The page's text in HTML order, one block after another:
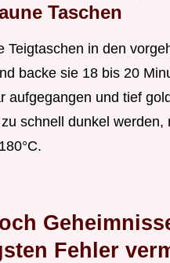
Taschen
Teigtaschen in den
backe sie 18 bis 20
aufgegangen und tief
schnell dunkel werden,
Fehler